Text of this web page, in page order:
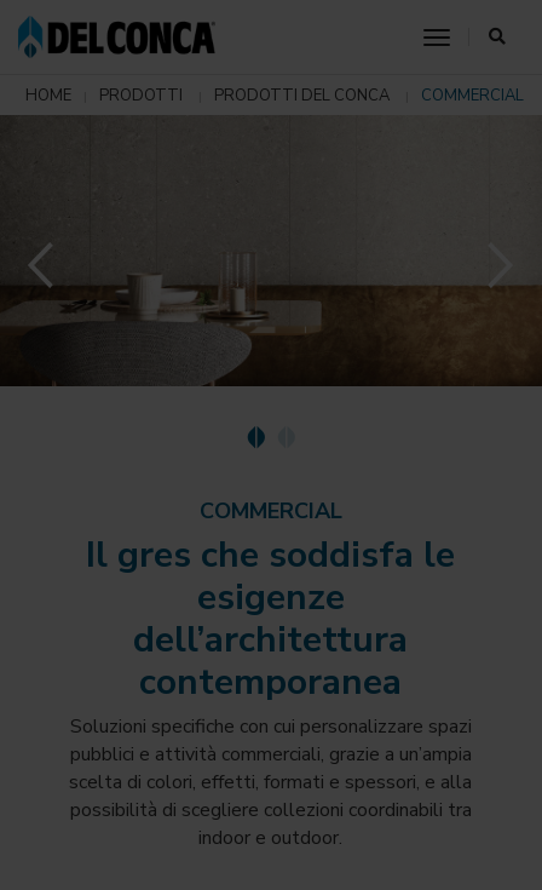
toggle
HOME PRODOTTI PRODOTTI DEL CONCA COMMERCIAL
COMMERCIAL
Il gres che soddisfa le
esigenze
dell’architettura
contemporanea
Soluzioni specifiche con cui personalizzare spazi
pubblici e attività commerciali, grazie a un’ampia
scelta di colori, effetti, formati e spessori, e alla
possibilità di scegliere collezioni coordinabili tra
indoor e outdoor.